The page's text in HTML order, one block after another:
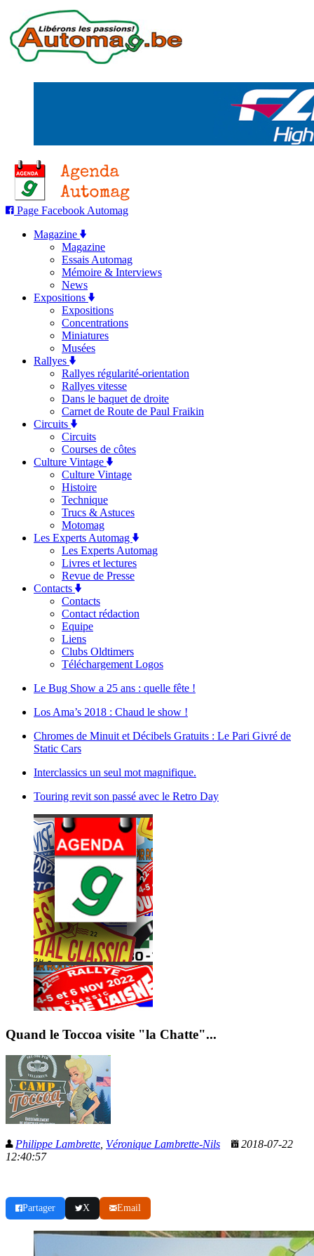
Page Facebook Automag
Magazine
Magazine
Essais Automag
Mémoire & Interviews
News
Expositions
Expositions
Concentrations
Miniatures
Musées
Rallyes
Rallyes régularité-orientation
Rallyes vitesse
Dans le baquet de droite
Carnet de Route de Paul Fraikin
Circuits
Circuits
Courses de côtes
Culture Vintage
Culture Vintage
Histoire
Technique
Trucs & Astuces
Motomag
Les Experts Automag
Les Experts Automag
Livres et lectures
Revue de Presse
Contacts
Contacts
Contact rédaction
Equipe
Liens
Clubs Oldtimers
Téléchargement Logos
Le Bug Show a 25 ans : quelle fête !
Los Ama’s 2018 : Chaud le show !
Chromes de Minuit et Décibels Gratuits : Le Pari Givré de
Static Cars
Interclassics un seul mot magnifique.
Touring revit son passé avec le Retro Day
Quand le Toccoa visite "la Chatte"...
Philippe Lambrette, Véronique Lambrette-Nils
2018-07-22
12:40:57
Partager X Email